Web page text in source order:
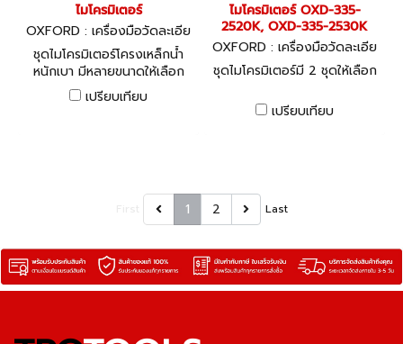
ไมโครมิเตอร์
OXFORD : เครื่องมือวัดละเอีย
ด
ชุดไมโครมิเตอร์โครงเหล็กน้ำ
หนักเบา มีหลายขนาดให้เลือก
เปรียบเทียบ
ไมโครมิเตอร์ OXD-335-
2520K, OXD-335-2530K
OXFORD : เครื่องมือวัดละเอีย
ด
ชุดไมโครมิเตอร์มี 2 ชุดให้เลือก
เปรียบเทียบ
1 2 Last